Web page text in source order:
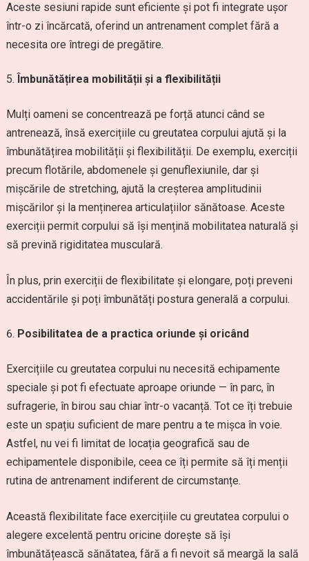
Aceste sesiuni rapide sunt eficiente și pot fi integrate ușor
într-o zi încărcată, oferind un antrenament complet fără a
necesita ore întregi de pregătire.
Îmbunătățirea mobilității și a flexibilității
Mulți oameni se concentrează pe forță atunci când se
antrenează, însă exercițiile cu greutatea corpului ajută și la
îmbunătățirea mobilității și flexibilității. De exemplu, exerciții
precum flotările, abdomenele și genuflexiunile, dar și
mișcările de stretching, ajută la creșterea amplitudinii
mișcărilor și la menținerea articulațiilor sănătoase. Aceste
exerciții permit corpului să își mențină mobilitatea naturală și
să prevină rigiditatea musculară.
În plus, prin exerciții de flexibilitate și elongare, poți preveni
accidentările și poți îmbunătăți postura generală a corpului.
Posibilitatea de a practica oriunde și oricând
Exercițiile cu greutatea corpului nu necesită echipamente
speciale și pot fi efectuate aproape oriunde — în parc, în
sufragerie, în birou sau chiar într-o vacanță. Tot ce îți trebuie
este un spațiu suficient de mare pentru a te mișca în voie.
Astfel, nu vei fi limitat de locația geografică sau de
echipamentele disponibile, ceea ce îți permite să îți menții
rutina de antrenament indiferent de circumstanțe.
Această flexibilitate face exercițiile cu greutatea corpului o
alegere excelentă pentru oricine dorește să își
îmbunătățească sănătatea, fără a fi nevoit să meargă la sală